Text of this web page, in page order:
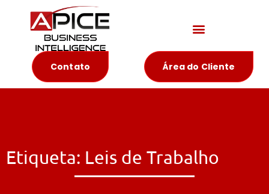
Contato Área do Cliente
Etiqueta: Leis de Trabalho